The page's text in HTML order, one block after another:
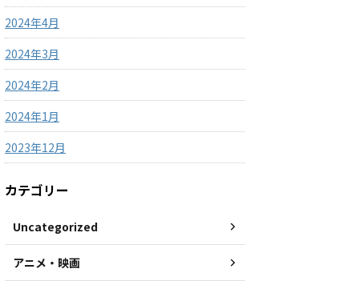
2024年4月
2024年3月
2024年2月
2024年1月
2023年12月
カテゴリー
Uncategorized
アニメ・映画